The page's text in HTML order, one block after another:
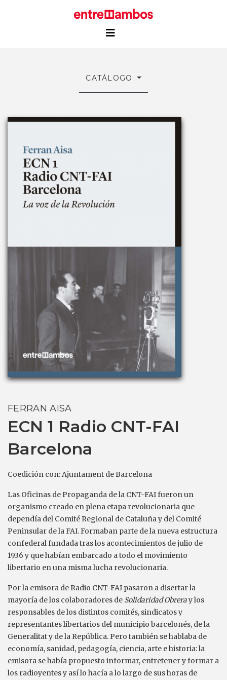
CATÁLOGO
FERRAN AISA
ECN 1 Radio CNT-FAI
Barcelona
Coedición con: Ajuntament de Barcelona
Las Oficinas de Propaganda de la CNT-FAI fueron un
organismo creado en plena etapa revolucionaria que
dependía del Comité Regional de Cataluña y del Comité
Peninsular de la FAI. Formaban parte de la nueva estructura
confederal fundada tras los acontecimientos de julio de
1936 y que habían embarcado a todo el movimiento
libertario en una misma lucha revolucionaria.
Por la emisora de Radio CNT-FAI pasaron a disertar la
mayoría de los colaboradores de Solidaridad Obreray los
responsables de los distintos comités, sindicatos y
representantes libertarios del municipio barcelonés, de la
Generalitat y de la República. Pero también se hablaba de
economía, sanidad, pedagogía, ciencia, arte e historia: la
emisora se había propuesto informar, entretener y formar a
los radioyentes y así lo hacía a lo largo de sus horas de